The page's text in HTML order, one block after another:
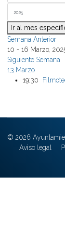
Ir al mes
Semana Anterior
10 - 16 Marzo,
Siguiente Semana
13 Marzo
19:30
© 2026
Aviso legal